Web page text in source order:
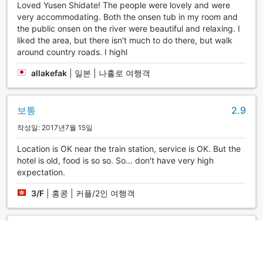
Loved Yusen Shidate! The people were lovely and were
very accommodating. Both the onsen tub in my room and
the public onsen on the river were beautiful and relaxing. I
liked the area, but there isn't much to do there, but walk
around country roads. I highl
allakefak 일본 | 나홀로 여행객
보통 2.9
작성일: 2017년7월 15일
Location is OK near the train station, service is OK. But the
hotel is old, food is so so. So... don't have very high
expectation.
3/F 홍콩 | 커플/2인 여행객